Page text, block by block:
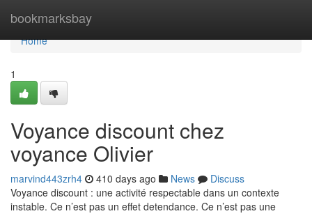
bookmarksbay
Home
Home
1
Voyance discount chez
voyance Olivier
marvind443zrh4 410 days ago News
Discuss
Voyance discount : une activité respectable dans un contexte
instable. Ce n’est pas un effet detendance. Ce n’est pas une